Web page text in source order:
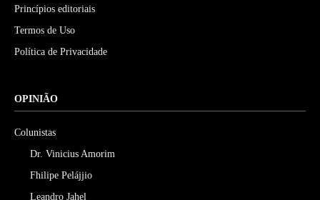
Princípios editoriais
Termos de Uso
Política de Privacidade
OPINIÃO
Colunistas
Dr. Vinicius Amorim
Fhilipe Pelájjio
Leandro Jahel